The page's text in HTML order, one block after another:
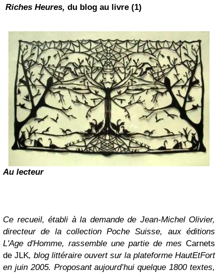
Riches Heures, du blog au livre (1)
Au lecteur
Ce recueil, établi à la demande de Jean-Michel Olivier,
directeur de la collection Poche Suisse, aux éditions
L'Age d'Homme, rassemble une partie de mes Carnets
de JLK, blog littéraire ouvert sur la plateforme HautEtFort
en juin 2005. Proposant aujourd’hui quelque 1800 textes,